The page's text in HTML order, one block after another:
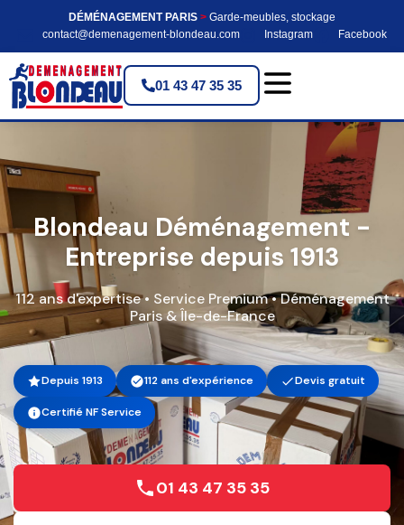
DÉMÉNAGEMENT PARIS > Garde-meubles, stockage
contact@demenagement-blondeau.com
Instagram Facebook
01 43 47 35 35
Blondeau Déménagement -
Entreprise depuis 1913
112 ans d'expertise • Service Premium • Déménagement
Paris & Île-de-France
Depuis 1913 112 ans d'expérience Devis gratuit
Certifié NF Service
01 43 47 35 35